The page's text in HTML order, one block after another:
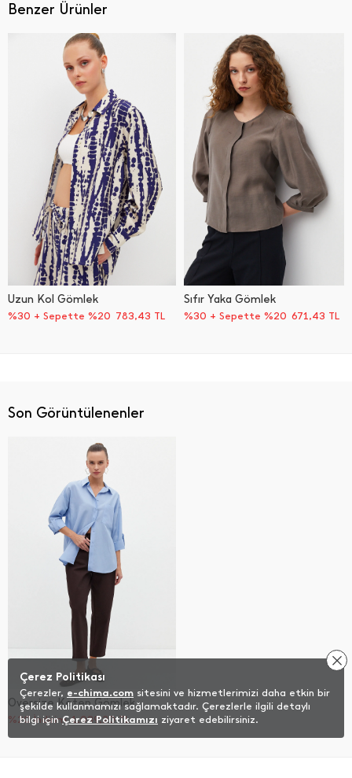
Benzer Ürünler
Uzun Kol Gömlek
%30 + Sepette %20 783,43 TL
Sıfır Yaka Gömlek
%30 + Sepette %20 671,43 TL
Son Görüntülenenler
Oversize Keten Gömlek
%20 İndirim 1.039,20TL
Çerez Politikası
Çerezler, e-chima.com sitesini ve hizmetlerimizi daha etkin bir
şekilde kullanmamızı sağlamaktadır. Çerezlerle ilgili detaylı
bilgi içinÇerez Politikamızı ziyaret edebilirsiniz.